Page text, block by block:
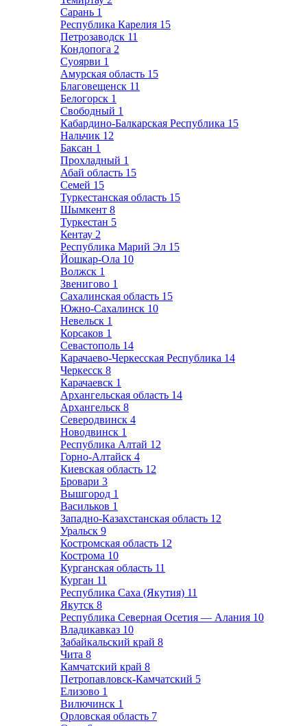
Сарань 1
Республика Карелия 15
Петрозаводск 11
Кондопога 2
Суоярви 1
Амурская область 15
Благовещенск 11
Белогорск 1
Свободный 1
Кабардино-Балкарская Республика 15
Нальчик 12
Баксан 1
Прохладный 1
Абай область 15
Семей 15
Туркестанская область 15
Шымкент 8
Туркестан 5
Кентау 2
Республика Марий Эл 15
Йошкар-Ола 10
Волжск 1
Звенигово 1
Сахалинская область 15
Южно-Сахалинск 10
Невельск 1
Корсаков 1
Севастополь 14
Карачаево-Черкесская Республика 14
Черкесск 8
Карачаевск 1
Архангельская область 14
Архангельск 8
Северодвинск 4
Новодвинск 1
Республика Алтай 12
Горно-Алтайск 4
Киевская область 12
Бровари 3
Вышгород 1
Васильков 1
Западно-Казахстанская область 12
Уральск 9
Костромская область 12
Кострома 10
Курганская область 11
Курган 11
Республика Саха (Якутия) 11
Якутск 8
Республика Северная Осетия — Алания 10
Владикавказ 10
Забайкальский край 8
Чита 8
Камчатский край 8
Петропавловск-Камчатский 5
Елизово 1
Вилючинск 1
Орловская область 7